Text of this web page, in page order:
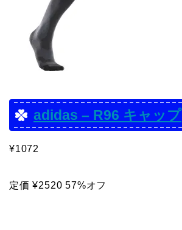
adidas – R96 キャップ
¥1072
定価 ¥2520 57%オフ